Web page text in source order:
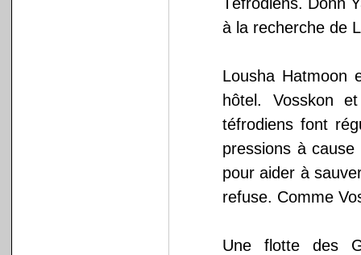
à la recherche de
Lousha Hatmoon
hôtel. Vosskon
téfrodiens font
pressions à
pour aider à
refuse. Comme
Une flotte des